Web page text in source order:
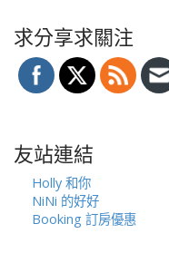
求分享求關注
友站連結
Holly 和你
NiNi 的好好
Booking 訂房優惠